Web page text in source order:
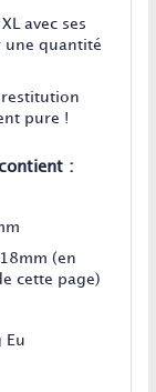
avec ses
une quantité
restitution
pure !
:
(en
cette page)
Eu